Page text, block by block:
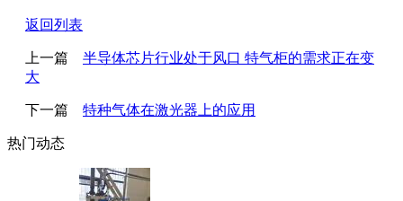
返回列表
上一篇 半导体芯片行业处于风口 特气柜的需求正在变
大
下一篇 特种气体在激光器上的应用
热门动态